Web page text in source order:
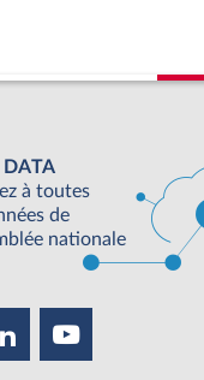
DATA
à toutes
de
nationale